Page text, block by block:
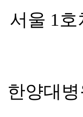
서울 1
한양대